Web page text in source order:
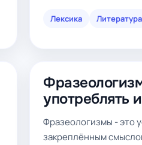
Лексика Литература
употреблять
Фразеологизмы - это
закреплённым